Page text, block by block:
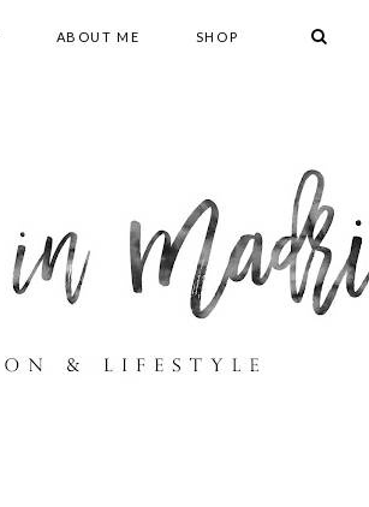
ABOUT ME SHOP